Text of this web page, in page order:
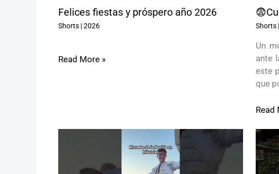
Felices fiestas y próspero año 2026
Shorts|2026
Read More »
Shorts|
Un
ante
este
que
Read